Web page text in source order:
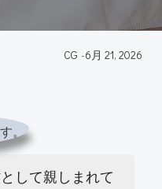
CG -6月 21, 2026
。
して親しまれて